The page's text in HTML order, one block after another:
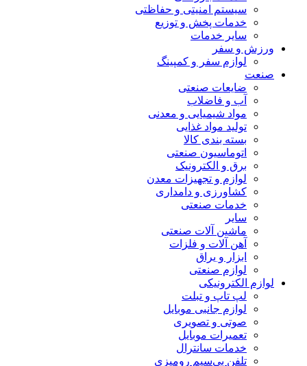
سیستم امنیتی و حفاظتی
خدمات پخش و توزیع
سایر خدمات
ورزش و سفر
لوازم سفر و کمپینگ
صنعت
ضایعات صنعتی
آب و فاضلاب
مواد شیمیایی و معدنی
تولید مواد غذایی
بسته بندی کالا
اتوماسیون صنعتی
برق و الکترونیک
لوازم و تجهیزات معدن
کشاورزی و دامداری
خدمات صنعتی
سایر
ماشین آلات صنعتی
آهن آلات و فلزات
ابزار و یراق
لوازم صنعتی
لوازم الکترونیکی
لپ تاپ و تبلت
لوازم جانبی موبایل
صوتی و تصویری
تعمیرات موبایل
خدمات سانترال
تلفن بی‌سیم رومیزی